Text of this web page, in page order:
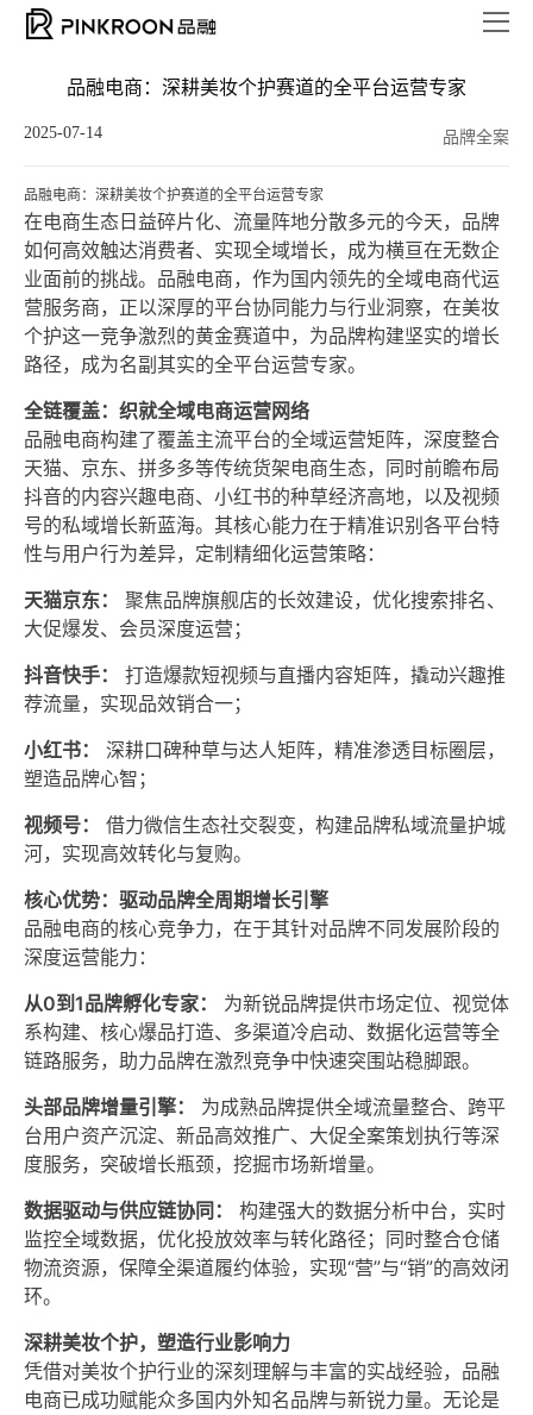
品融电商：深耕美妆个护赛道的全平台运营专家
2025-07-14 品牌全案
品融电商：深耕美妆个护赛道的全平台运营专家
在电商生态日益碎片化、流量阵地分散多元的今天，品牌
如何高效触达消费者、实现全域增长，成为横亘在无数企
业面前的挑战。品融电商，作为国内领先的全域电商代运
营服务商，正以深厚的平台协同能力与行业洞察，在美妆
个护这一竞争激烈的黄金赛道中，为品牌构建坚实的增长
路径，成为名副其实的全平台运营专家。
全链覆盖：织就全域电商运营网络
品融电商构建了覆盖主流平台的全域运营矩阵，深度整合
天猫、京东、拼多多等传统货架电商生态，同时前瞻布局
抖音的内容兴趣电商、小红书的种草经济高地，以及视频
号的私域增长新蓝海。其核心能力在于精准识别各平台特
性与用户行为差异，定制精细化运营策略：
天猫京东：
聚焦品牌旗舰店的长效建设，优化搜索排名、
大促爆发、会员深度运营；
抖音快手：
打造爆款短视频与直播内容矩阵，撬动兴趣推
荐流量，实现品效销合一；
小红书：
深耕口碑种草与达人矩阵，精准渗透目标圈层，
塑造品牌心智；
视频号：
借力微信生态社交裂变，构建品牌私域流量护城
河，实现高效转化与复购。
核心优势：驱动品牌全周期增长引擎
品融电商的核心竞争力，在于其针对品牌不同发展阶段的
深度运营能力：
从0到1品牌孵化专家：
为新锐品牌提供市场定位、视觉体
系构建、核心爆品打造、多渠道冷启动、数据化运营等全
链路服务，助力品牌在激烈竞争中快速突围站稳脚跟。
头部品牌增量引擎：
为成熟品牌提供全域流量整合、跨平
台用户资产沉淀、新品高效推广、大促全案策划执行等深
度服务，突破增长瓶颈，挖掘市场新增量。
数据驱动与供应链协同：
构建强大的数据分析中台，实时
监控全域数据，优化投放效率与转化路径；同时整合仓储
物流资源，保障全渠道履约体验，实现“营”与“销”的高效闭
环。
深耕美妆个护，塑造行业影响力
凭借对美妆个护行业的深刻理解与丰富的实战经验，品融
电商已成功赋能众多国内外知名品牌与新锐力量。无论是